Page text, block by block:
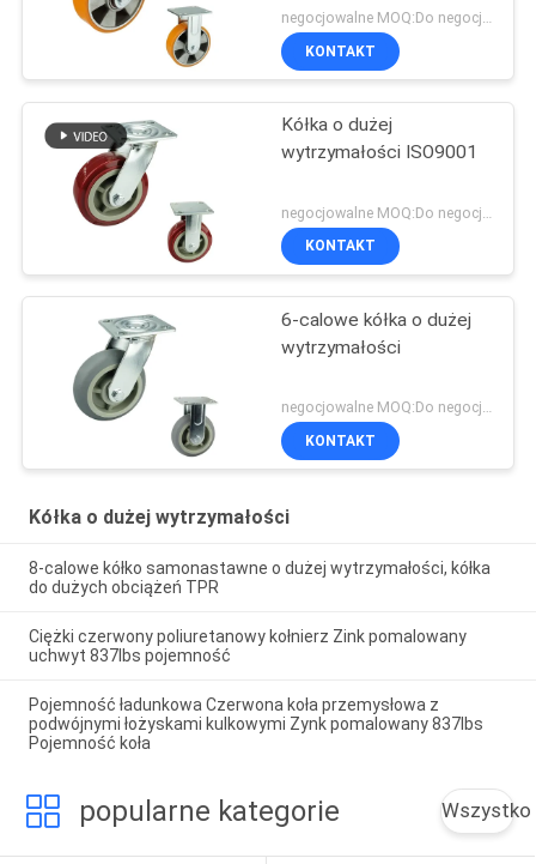
KONTAKT
Kółka o dużej
wytrzymałości ISO9001
KONTAKT
6-calowe kółka o dużej
wytrzymałości
negocjowalne MOQ:Do negocjacji
KONTAKT
Kółka o dużej wytrzymałości
8-calowe kółko samonastawne o dużej wytrzymałości, kółka
do dużych obciążeń TPR
Ciężki czerwony poliuretanowy kołnierz Zink pomalowany
uchwyt 837lbs pojemność
Pojemność ładunkowa Czerwona koła przemysłowa z
podwójnymi łożyskami kulkowymi Zynk pomalowany 837lbs
Pojemność koła
popularne kategorie Wszystko